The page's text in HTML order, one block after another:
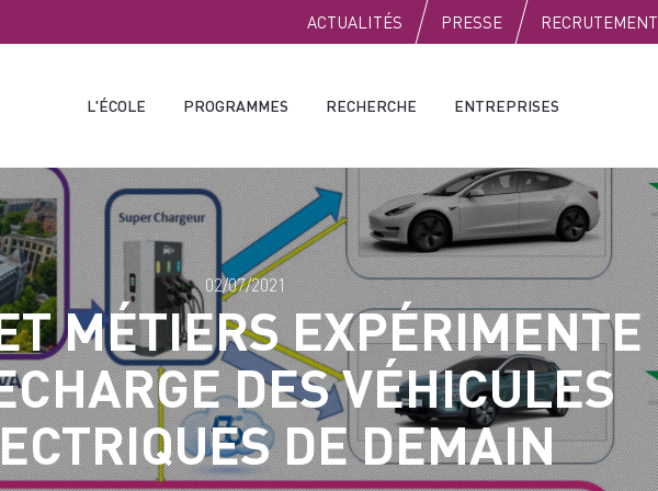
PUBLIC
ACTUALITÉS PRESSE RECRUTEMENT
L'ÉCOLE PROGRAMMES RECHERCHE ENTREPRISES
MÉTIERS EXPÉRIMENTE
DES VÉHICULES
DE DEMAIN
02/07/2021